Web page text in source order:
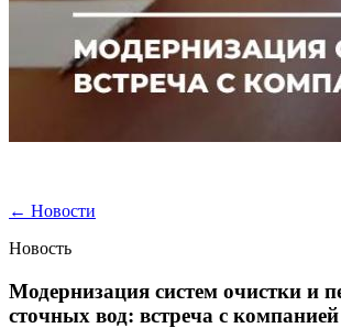
← Новости
Новость
Модернизация систем очистки и
сточных вод: встреча с